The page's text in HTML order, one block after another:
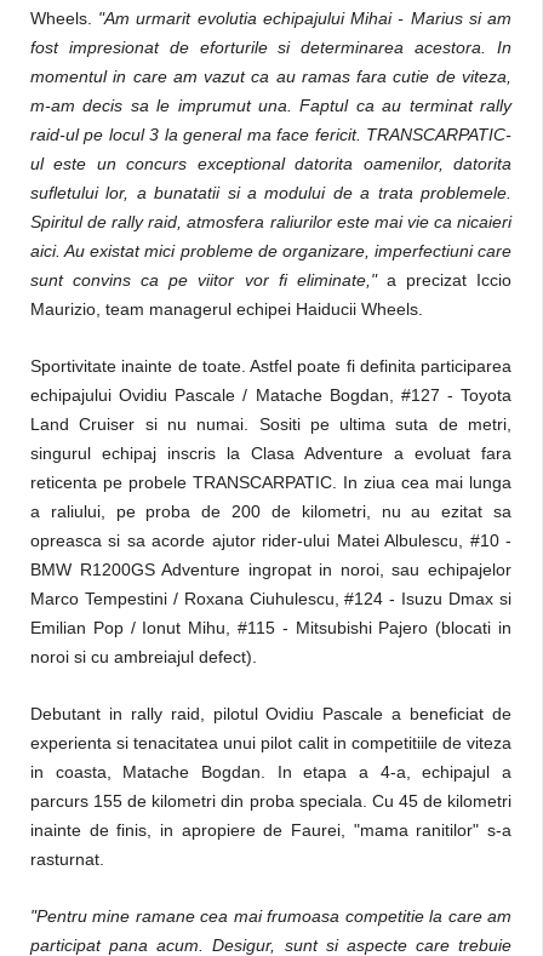
Wheels. "Am urmarit evolutia echipajului Mihai - Marius si am
fost impresionat de eforturile si determinarea acestora. In
momentul in care am vazut ca au ramas fara cutie de viteza,
m-am decis sa le imprumut una. Faptul ca au terminat rally
raid-ul pe locul 3 la general ma face fericit. TRANSCARPATIC-
ul este un concurs exceptional datorita oamenilor, datorita
sufletului lor, a bunatatii si a modului de a trata problemele.
Spiritul de rally raid, atmosfera raliurilor este mai vie ca nicaieri
aici. Au existat mici probleme de organizare, imperfectiuni care
sunt convins ca pe viitor vor fi eliminate," a precizat Iccio
Maurizio, team managerul echipei Haiducii Wheels.
Sportivitate inainte de toate. Astfel poate fi definita participarea
echipajului Ovidiu Pascale / Matache Bogdan, #127 - Toyota
Land Cruiser si nu numai. Sositi pe ultima suta de metri,
singurul echipaj inscris la Clasa Adventure a evoluat fara
reticenta pe probele TRANSCARPATIC. In ziua cea mai lunga
a raliului, pe proba de 200 de kilometri, nu au ezitat sa
opreasca si sa acorde ajutor rider-ului Matei Albulescu, #10 -
BMW R1200GS Adventure ingropat in noroi, sau echipajelor
Marco Tempestini / Roxana Ciuhulescu, #124 - Isuzu Dmax si
Emilian Pop / Ionut Mihu, #115 - Mitsubishi Pajero (blocati in
noroi si cu ambreiajul defect).
Debutant in rally raid, pilotul Ovidiu Pascale a beneficiat de
experienta si tenacitatea unui pilot calit in competitiile de viteza
in coasta, Matache Bogdan. In etapa a 4-a, echipajul a
parcurs 155 de kilometri din proba speciala. Cu 45 de kilometri
inainte de finis, in apropiere de Faurei, "mama ranitilor" s-a
rasturnat.
"Pentru mine ramane cea mai frumoasa competitie la care am
participat pana acum. Desigur, sunt si aspecte care trebuie